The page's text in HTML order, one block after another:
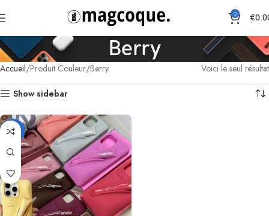
0 €
Berry
Accueil Produit Couleur Berry Voici le seul résultat
Show sidebar
-33%